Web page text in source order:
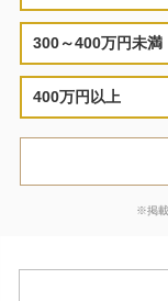
300～400万円未満
400万円以上
※掲載